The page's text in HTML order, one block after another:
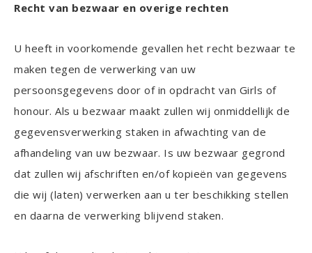
Recht van bezwaar en overige rechten
U heeft in voorkomende gevallen het recht bezwaar te
maken tegen de verwerking van uw
persoonsgegevens door of in opdracht van Girls of
honour. Als u bezwaar maakt zullen wij onmiddellijk de
gegevensverwerking staken in afwachting van de
afhandeling van uw bezwaar. Is uw bezwaar gegrond
dat zullen wij afschriften en/of kopieën van gegevens
die wij (laten) verwerken aan u ter beschikking stellen
en daarna de verwerking blijvend staken.